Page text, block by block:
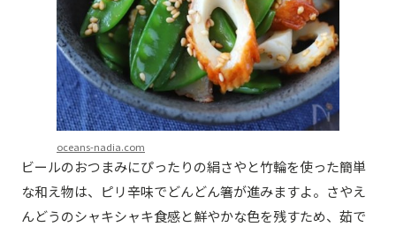
oceans-nadia.com
ビールのおつまみにぴったりの絹さやと竹輪を使った簡単
な和え物は、ピリ辛味でどんどん箸が進みますよ。さやえ
んどうのシャキシャキ食感と鮮やかな色を残すため、茹で